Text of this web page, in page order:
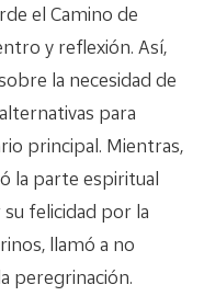
el Camino de
y reflexión. Así,
la necesidad de
para
principal. Mientras,
la parte espiritual
felicidad por la
llamó a no
peregrinación.